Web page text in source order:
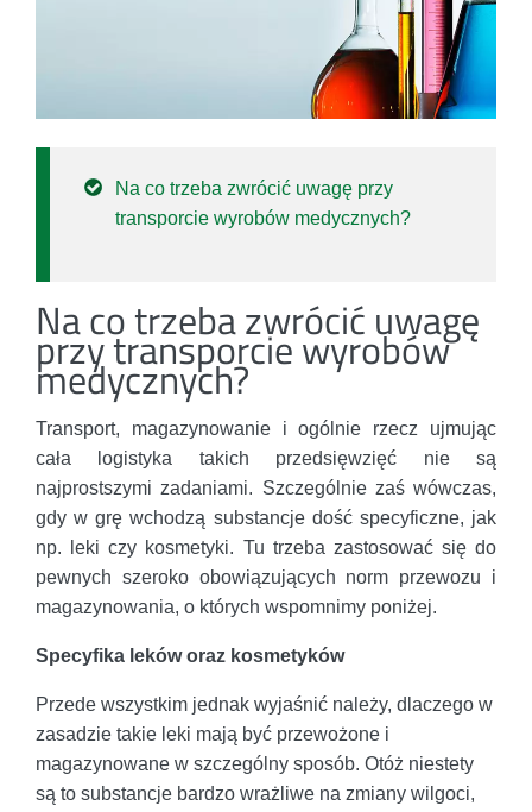
Na co trzeba zwrócić uwagę przy
transporcie wyrobów medycznych?
Na co trzeba zwrócić uwagę
przy transporcie wyrobów
medycznych?
Transport, magazynowanie i ogólnie rzecz ujmując
cała logistyka takich przedsięwzięć nie są
najprostszymi zadaniami. Szczególnie zaś wówczas,
gdy w grę wchodzą substancje dość specyficzne, jak
np. leki czy kosmetyki. Tu trzeba zastosować się do
pewnych szeroko obowiązujących norm przewozu i
magazynowania, o których wspomnimy poniżej.
Specyfika leków oraz kosmetyków
Przede wszystkim jednak wyjaśnić należy, dlaczego w
zasadzie takie leki mają być przewożone i
magazynowane w szczególny sposób. Otóż niestety
są to substancje bardzo wrażliwe na zmiany wilgoci,